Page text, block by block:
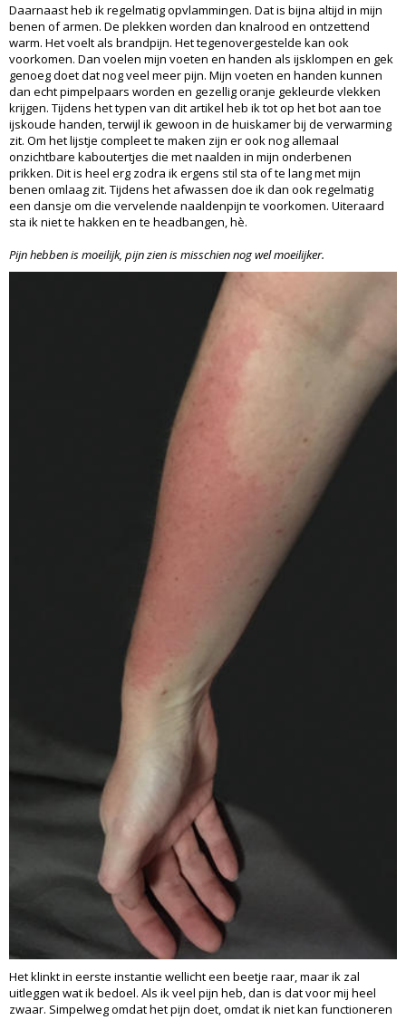
Daarnaast heb ik regelmatig opvlammingen. Dat is bijna altijd in mijn
benen of armen. De plekken worden dan knalrood en ontzettend
warm. Het voelt als brandpijn. Het tegenovergestelde kan ook
voorkomen. Dan voelen mijn voeten en handen als ijsklompen en gek
genoeg doet dat nog veel meer pijn. Mijn voeten en handen kunnen
dan echt pimpelpaars worden en gezellig oranje gekleurde vlekken
krijgen. Tijdens het typen van dit artikel heb ik tot op het bot aan toe
ijskoude handen, terwijl ik gewoon in de huiskamer bij de verwarming
zit. Om het lijstje compleet te maken zijn er ook nog allemaal
onzichtbare kaboutertjes die met naalden in mijn onderbenen
prikken. Dit is heel erg zodra ik ergens stil sta of te lang met mijn
benen omlaag zit. Tijdens het afwassen doe ik dan ook regelmatig
een dansje om die vervelende naaldenpijn te voorkomen. Uiteraard
sta ik niet te hakken en te headbangen, hè.
Pijn hebben is moeilijk, pijn zien is misschien nog wel moeilijker.
Het klinkt in eerste instantie wellicht een beetje raar, maar ik zal
uitleggen wat ik bedoel. Als ik veel pijn heb, dan is dat voor mij heel
zwaar. Simpelweg omdat het pijn doet, omdat ik niet kan functioneren